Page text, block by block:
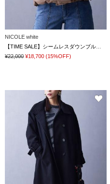
NICOLE white
¥22,000 ¥18,700 (15%OFF)